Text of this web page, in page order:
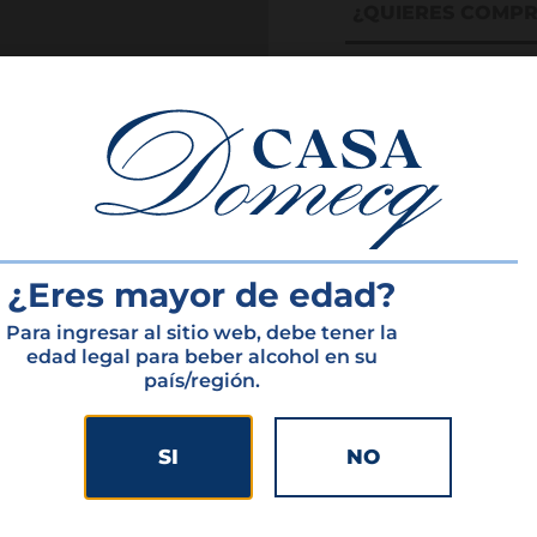
¿Eres mayor de edad?
Para ingresar al sitio web, debe tener la
edad legal para beber alcohol en su
país/región.
SI NO